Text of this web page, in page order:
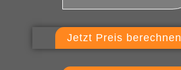
Jetzt Preis berechnen